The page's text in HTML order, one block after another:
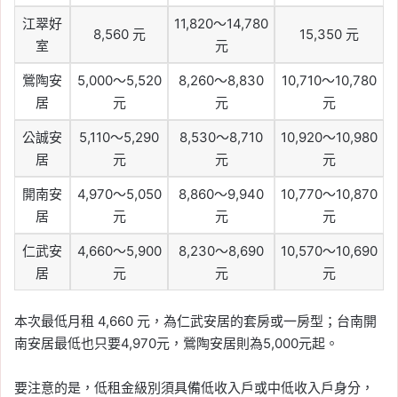
江翠好
室
8,560 元
11,820～14,780
元
15,350 元
鶯陶安
居
5,000～5,520
元
8,260～8,830
元
10,710～10,780
元
公誠安
居
5,110～5,290
元
8,530～8,710
元
10,920～10,980
元
開南安
居
4,970～5,050
元
8,860～9,940
元
10,770～10,870
元
仁武安
居
4,660～5,900
元
8,230～8,690
元
10,570～10,690
元
本次最低月租 4,660 元，為仁武安居的套房或一房型；台南開
南安居最低也只要4,970元，鶯陶安居則為5,000元起。
要注意的是，低租金級別須具備低收入戶或中低收入戶身分，